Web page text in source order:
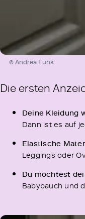
© Andrea Funk
Die ersten
Deine Kleidung
Dann ist es auf
Elastische
Leggings oder
Du möchtest
Babybauch und